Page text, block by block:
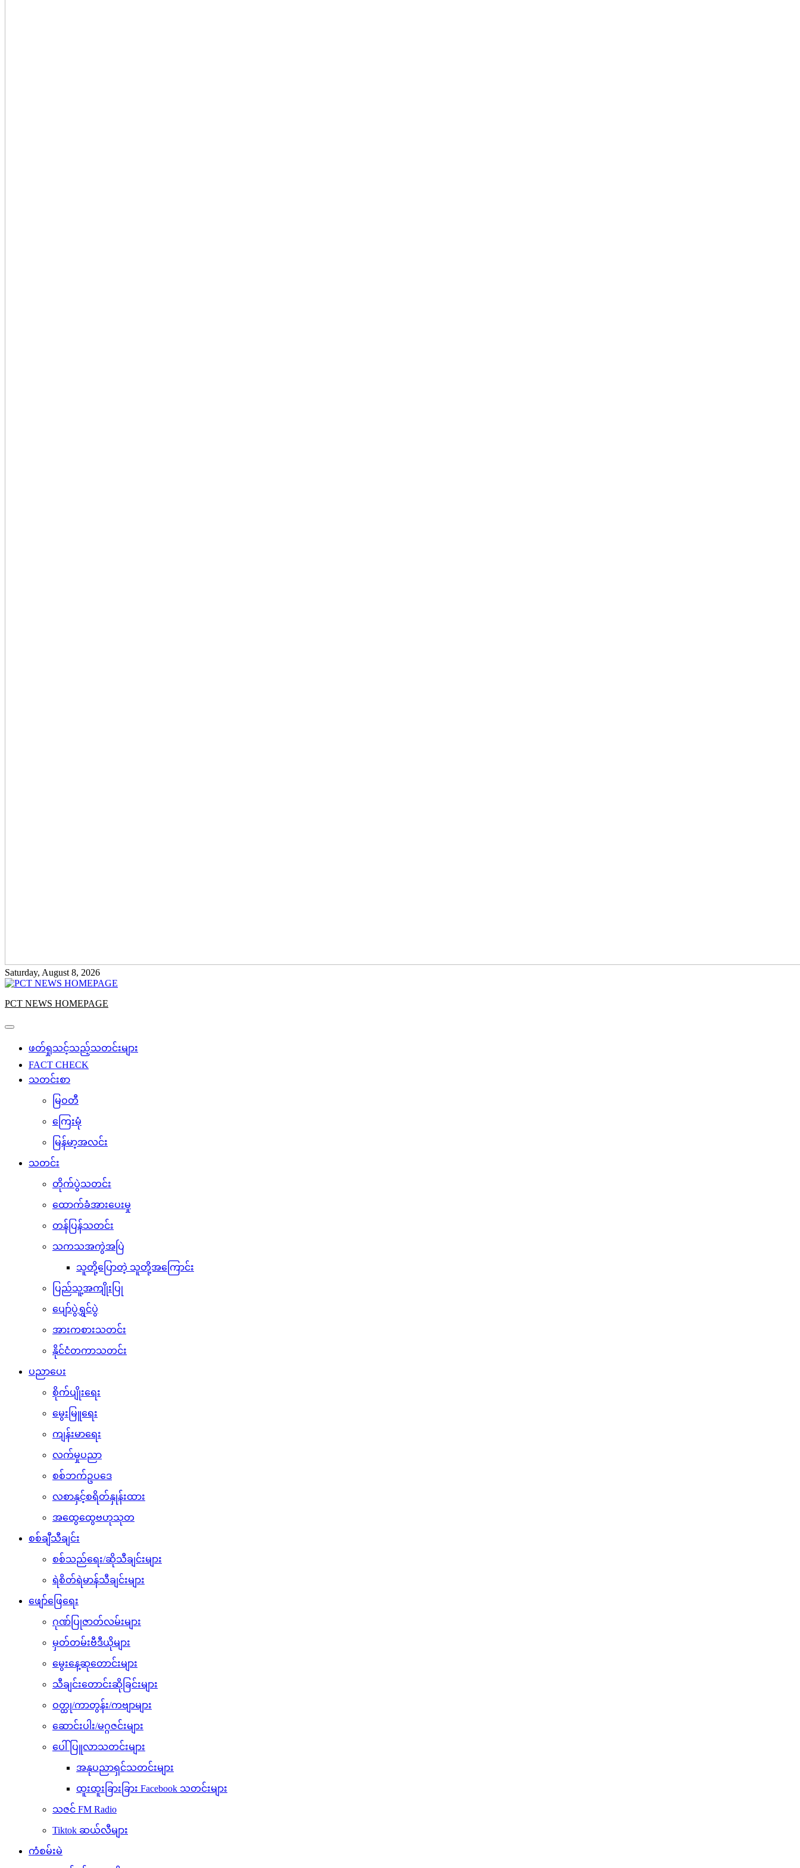
Saturday, August 8, 2026
PCT NEWS HOMEPAGE
ဖတ်ရှုသင့်သည့်သတင်းများ
FACT CHECK
သတင်းစာ
မြဝတီ
ကြေးမုံ
မြန်မာ့အလင်း
သတင်း
တိုက်ပွဲသတင်း
ထောက်ခံအားပေးမှု
တန်ပြန်သတင်း
သကသအကွဲအပြဲ
သူတို့ပြောတဲ့ သူတို့အကြောင်း
ပြည်သူ့အကျိုးပြု
ပျော်ပွဲရွှင်ပွဲ
အားကစားသတင်း
နိုင်ငံတကာသတင်း
ပညာပေး
စိုက်ပျိုးရေး
မွေးမြူရေး
ကျန်းမာရေး
လက်မှုပညာ
စစ်ဘက်ဥပဒေ
လစာနှင့်စရိတ်နှုန်းထား
အထွေထွေဗဟုသုတ
စစ်ချီသီချင်း
စစ်သည်ရေး/ဆိုသီချင်းများ
ရဲစိတ်ရဲမာန်သီချင်းများ
ဖျော်ဖြေရေး
ဂုဏ်ပြုဇာတ်လမ်းများ
မှတ်တမ်းဗီဒီယိုများ
မွေးနေ့ဆုတောင်းများ
သီချင်းတောင်းဆိုခြင်းများ
ဝတ္ထု/ကာတွန်း/ကဗျာများ
ဆောင်းပါး/မဂ္ဂဇင်းများ
ပေါ်ပြူလာသတင်းများ
အနုပညာရှင်သတင်းများ
ထူးထူးခြားခြား Facebook သတင်းများ
သဇင် FM Radio
Tiktok ဆယ်လီများ
ကံစမ်းမဲ